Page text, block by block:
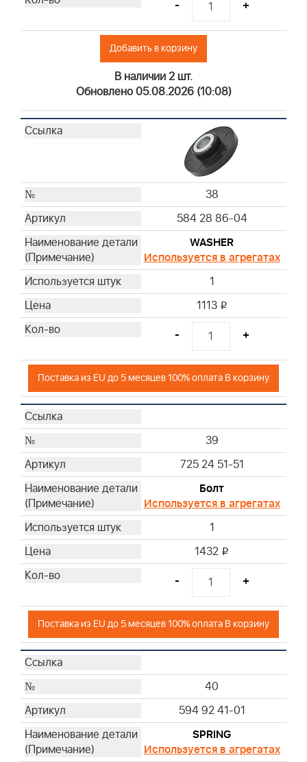
- +
Добавить в корзину
В наличии 2 шт.
Обновлено 05.08.2026 (10:08)
38
584 28 86-04
WASHER
Используется в агрегатах
1
1113 i
- +
Поставка из EU до 5 месяцев 100% оплата В корзину
39
725 24 51-51
Болт
Используется в агрегатах
1
1432 i
- +
Поставка из EU до 5 месяцев 100% оплата В корзину
40
594 92 41-01
SPRING
Используется в агрегатах